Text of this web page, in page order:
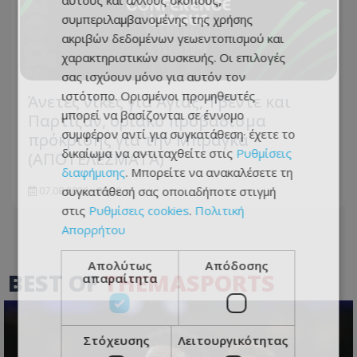
Άνετες νίκες για Άγιαξ, Τβέντε και
Παρτίζαν, οριακό προβάδισμα
πρόκρισης για την Μπράγκα
(ΑΠΟΤΕΛΕΣΜΑΤΑ)
07.08.2026 - 00:20
BEST OFTHEMASPORTS
συμπεριλαμβανομένης της χρήσης
ακριβών δεδομένων γεωεντοπισμού και
χαρακτηριστικών συσκευής. Οι επιλογές
σας ισχύουν μόνο για αυτόν τον
ιστότοπο. Ορισμένοι προμηθευτές
μπορεί να βασίζονται σε έννομο
συμφέρον αντί για συγκατάθεση· έχετε το
δικαίωμα να αντιταχθείτε στις Ρυθμίσεις
διαφήμισης. Μπορείτε να ανακαλέσετε τη
συγκατάθεσή σας οποιαδήποτε στιγμή
στις Ρυθμίσεις cookies. Πολιτική
Απορρήτου
Απολύτως
απαραίτητα
Απόδοσης
Στόχευσης Λειτουργικότητας